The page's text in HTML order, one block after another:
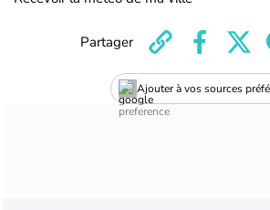
Ajouter à vos sources
Partager